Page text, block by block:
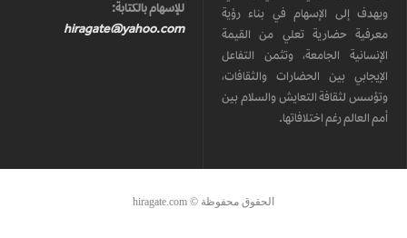
ويهدف إلى الإسهام في بناء رؤية
معرفية حضارية تعلي من القيمة
الإنسانية الجامعة، وتثمن التفاعل
الإيجابي بين الحضارات والثقافات،
وتؤسس لثقافة التعايش والسلام بين
أمم العالم رغم اختلافاتها.
للإسهام بالكتابة:
hiragate@yahoo.com
الحقوق محفوظة © hiragate.com